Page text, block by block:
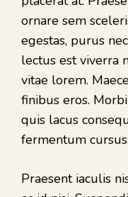
ornare sem
egestas, purus
lectus est viverra
vitae lorem.
finibus eros.
quis lacus
fermentum
Praesent iaculis